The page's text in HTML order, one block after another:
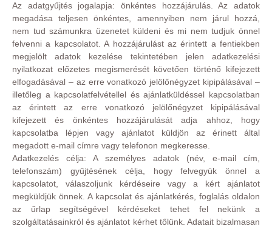
Az adatgyűjtés jogalapja: önkéntes hozzájárulás. Az adatok
megadása teljesen önkéntes, amennyiben nem járul hozzá,
nem tud számunkra üzenetet küldeni és mi nem tudjuk önnel
felvenni a kapcsolatot. A hozzájárulást az érintett a fentiekben
megjelölt adatok kezelése tekintetében jelen adatkezelési
nyilatkozat előzetes megismerését követően történő kifejezett
elfogadásával – az erre vonatkozó jelölőnégyzet kipipálásával –
illetőleg a kapcsolatfelvétellel és ajánlatküldéssel kapcsolatban
az érintett az erre vonatkozó jelölőnégyzet kipipálásával
kifejezett és önkéntes hozzájárulását adja ahhoz, hogy
kapcsolatba lépjen vagy ajánlatot küldjön az érinett által
megadott e-mail címre vagy telefonon megkeresse.
Adatkezelés célja: A személyes adatok (név, e-mail cím,
telefonszám) gyűjtésének célja, hogy felvegyük önnel a
kapcsolatot, válaszoljunk kérdéseire vagy a kért ajánlatot
megküldjük önnek. A kapcsolat és ajánlatkérés, foglalás oldalon
az űrlap segítségével kérdéseket tehet fel nekünk a
szolgáltatásainkról és ajánlatot kérhet tőlünk. Adatait bizalmasan